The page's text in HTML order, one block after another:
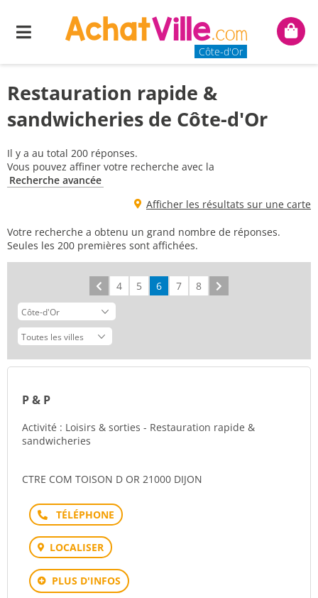
Menu
Côte-d'Or
Mon
Restauration rapide &
sandwicheries de Côte-d'Or
Il y a au total 200 réponses.
Vous pouvez affiner votre recherche avec la
Recherche avancée
Afficher les résultats sur une carte
Votre recherche a obtenu un grand nombre de réponses.
Seules les 200 premières sont affichées.
Précédent
4 5 6 7 8
P & P
Activité : Loisirs & sorties - Restauration rapide &
sandwicheries
CTRE COM TOISON D OR 21000 DIJON
Téléphone
LOCALISER
PLUS D'INFOS